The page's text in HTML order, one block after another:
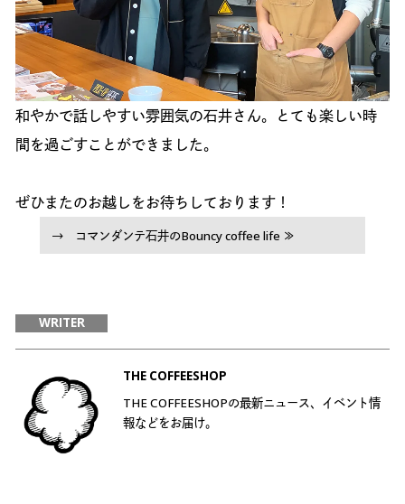
和やかで話しやすい雰囲気の石井さん。とても楽しい時
間を過ごすことができました。
ぜひまたのお越しをお待ちしております！
→ コマンダンテ石井のBouncy coffee life ≫
WRITER
THE COFFEESHOP
THE COFFEESHOPの最新ニュース、イベント情
報などをお届け。